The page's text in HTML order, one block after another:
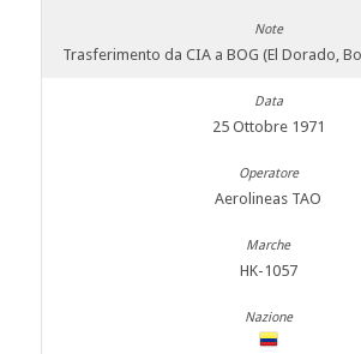
Trasferimento da CIA a BOG (El Dorado,
25 Ottobre 1971
Aerolineas TAO
HK-1057